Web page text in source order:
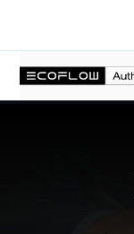
Opis produktu